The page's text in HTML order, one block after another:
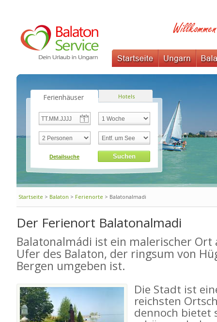
Ferienhäuser Hotels
Startseite > Balaton > Ferienorte > Balatonalmadi
Der Ferienort Balatonalmadi
Balatonalmádi ist ein malerischer
Ufer des Balaton, der ringsum von
Bergen umgeben ist.
Die Stadt ist
reichsten
dennoch bietet